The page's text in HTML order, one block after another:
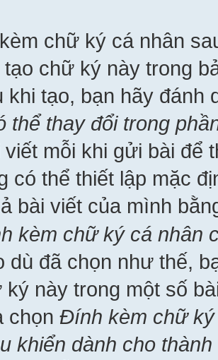
chữ ký cá nhân
tạo chữ ký này trong
khi tạo, bạn hãy
thể thay đổi trong
viết mỗi khi gửi bài để
có thể thiết lập mặc
bài viết của mình
kèm chữ ký cá nhân
dù đã chọn như thế,
ký này trong một số
chọn Đính kèm chữ
khiển dành cho